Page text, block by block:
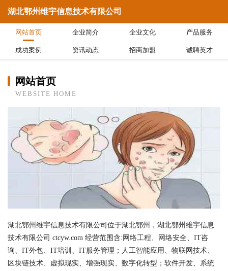
湖北鄂州维宇信息技术有限公司
网站首页 企业简介 企业文化 产品服务
成功案例 资讯动态 招商加盟 诚聘英才
网站首页
WEBSITE HOME
湖北鄂州维宇信息技术有限公司位于湖北鄂州，湖北鄂州维宇信息
技术有限公司 ctcyw.com 经营范围含:网络工程、网络安全、IT咨
询、IT外包、IT培训、IT服务管理；人工智能应用、物联网技术、
区块链技术、虚拟现实、增强现实、数字化转型；软件开发、系统